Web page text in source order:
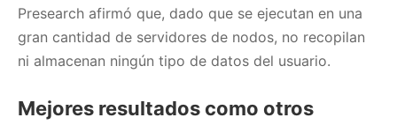
Presearch afirmó que, dado que se ejecutan en una
gran cantidad de servidores de nodos, no recopilan
ni almacenan ningún tipo de datos del usuario.
Mejores resultados como otros